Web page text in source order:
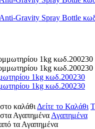
Gravity Spray Bottle
1kg κωδ.200230
1kg κωδ.200230
καλάθι Δείτε το Καλάθι
Αγαπημένα Αγαπημένα
τα Αγαπημένα